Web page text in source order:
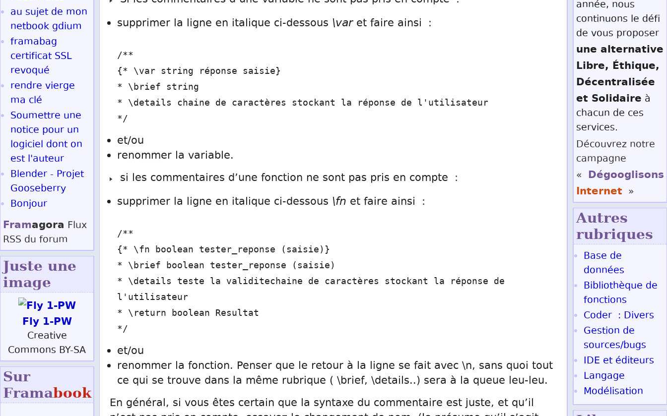
supprimer la ligne en italique ci-dessous \varet faire ainsi :
/**
{* \var string réponse saisie}
* \brief string
* \details chaine de caractères stockant la réponse de l'utilisateur
*/
et/ou
renommer la variable.
si les commentaires d’une fonction ne sont pas pris en compte :
supprimer la ligne en italique ci-dessous \fn et faire ainsi :
/**
{* \fn boolean tester_reponse (saisie)}
* \brief boolean tester_reponse (saisie)
* \details teste la validitechaine de caractères stockant la réponse de
l'utilisateur
* \return boolean Resultat
*/
et/ou
renommer la fonction. Penser que le retour à la ligne se fait avec \n, sans quoi tout
ce qui se trouve dans la même rubrique ( \brief, \details..) sera à la queue leu-leu.
En général, si vous êtes certain que la syntaxe du commentaire est juste, et qu’il
année, nous
continuons le défi
de vous proposer
une alternative
Libre, Éthique,
Décentralisée
et Solidaire à
chacun de ces
services.
Découvrez notre
campagne
« Dégooglisons
Internet »
Autres
rubriques
Base de
données
Bibliothèque de
fonctions
Coder : Divers
Gestion de
sources/bugs
IDE et éditeurs
Langage
Modélisation
au sujet de mon
netbook gdium
framabag
certificat SSL
revoqué
rendre vierge
ma clé
Soumettre une
notice pour un
logiciel dont on
est l'auteur
Blender - Projet
Gooseberry
Bonjour
Framagora Flux
RSS du forum
Juste une
image
Fly 1-PW
Creative
Commons BY-SA
Sur
Framabook